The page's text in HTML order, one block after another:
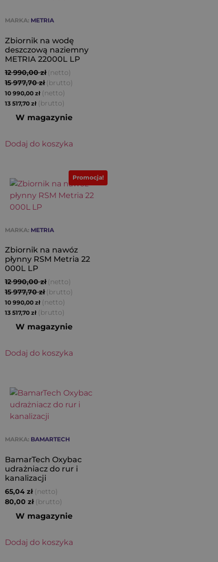
MARKA: METRIA
Zbiornik na wodę
deszczową naziemny
METRIA 22000L LP
12 990,00zł (netto)
15 977,70zł (brutto)
10 990,00 zł (netto)
13 517,70 zł (brutto)
W magazynie
Dodaj do koszyka
Promocja!
MARKA: METRIA
Zbiornik na nawóz
płynny RSM Metria 22
000L LP
12 990,00zł (netto)
15 977,70zł (brutto)
10 990,00 zł (netto)
13 517,70 zł (brutto)
W magazynie
Dodaj do koszyka
MARKA: BAMARTECH
BamarTech Oxybac
udrażniacz do rur i
kanalizacji
65,04 zł (netto)
80,00 zł (brutto)
W magazynie
Dodaj do koszyka